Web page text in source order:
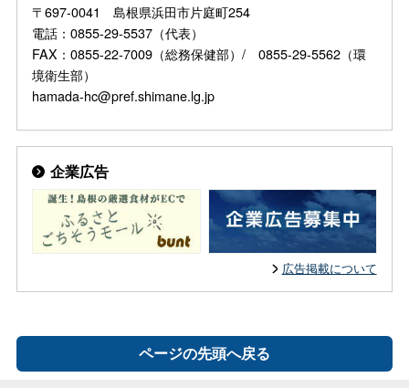
〒697-0041 島根県浜田市片庭町254
電話：0855-29-5537（代表）
FAX：0855-22-7009（総務保健部）/ 0855-29-5562（環
境衛生部）
hamada-hc@pref.shimane.lg.jp
企業広告
広告掲載について
ページの先頭へ戻る